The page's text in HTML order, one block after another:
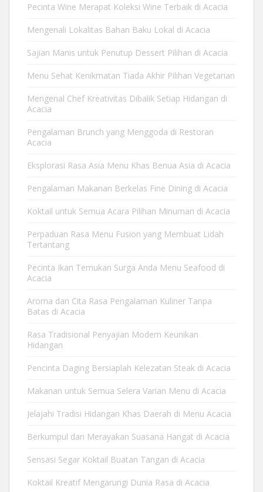
Pecinta Wine Merapat Koleksi Wine Terbaik di Acacia
Mengenali Lokalitas Bahan Baku Lokal di Acacia
Sajian Manis untuk Penutup Dessert Pilihan di Acacia
Menu Sehat Kenikmatan Tiada Akhir Pilihan Vegetarian
Mengenal Chef Kreativitas Dibalik Setiap Hidangan di
Acacia
Pengalaman Brunch yang Menggoda di Restoran
Acacia
Eksplorasi Rasa Asia Menu Khas Benua Asia di Acacia
Pengalaman Makanan Berkelas Fine Dining di Acacia
Koktail untuk Semua Acara Pilihan Minuman di Acacia
Perpaduan Rasa Menu Fusion yang Membuat Lidah
Tertantang
Pecinta Ikan Temukan Surga Anda Menu Seafood di
Acacia
Aroma dan Cita Rasa Pengalaman Kuliner Tanpa
Batas di Acacia
Rasa Tradisional Penyajian Modern Keunikan
Hidangan
Pencinta Daging Bersiaplah Kelezatan Steak di Acacia
Makanan untuk Semua Selera Varian Menu di Acacia
Jelajahi Tradisi Hidangan Khas Daerah di Menu Acacia
Berkumpul dan Merayakan Suasana Hangat di Acacia
Sensasi Segar Koktail Buatan Tangan di Acacia
Koktail Kreatif Mengarungi Dunia Rasa di Acacia